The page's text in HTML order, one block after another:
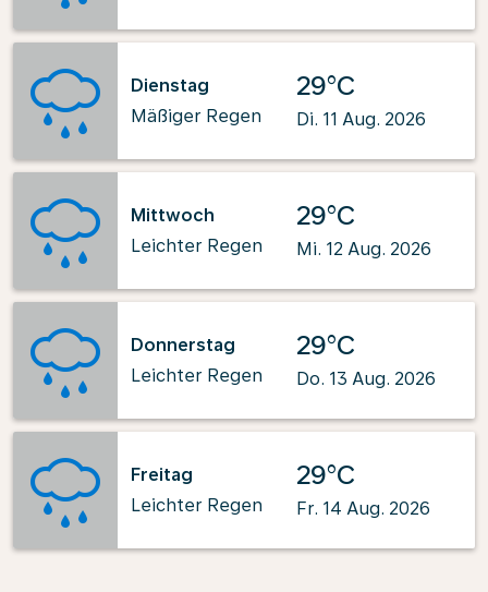
Dienstag
Mäßiger Regen
29°C
Di. 11 Aug. 2026
Mittwoch
Leichter Regen
29°C
Mi. 12 Aug. 2026
Donnerstag
Leichter Regen
29°C
Do. 13 Aug. 2026
Freitag
Leichter Regen
29°C
Fr. 14 Aug. 2026